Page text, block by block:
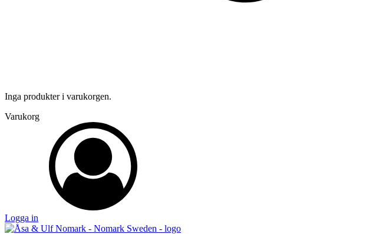
Inga produkter i varukorgen.
Varukorg
Logga in